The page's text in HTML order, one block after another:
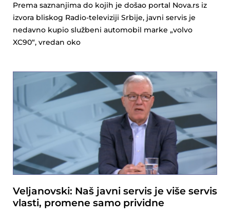
Prema saznanjima do kojih je došao portal Nova.rs iz
izvora bliskog Radio-televiziji Srbije, javni servis je
nedavno kupio službeni automobil marke „volvo
XC90“, vredan oko
Veljanovski: Naš javni servis je više servis
vlasti, promene samo prividne